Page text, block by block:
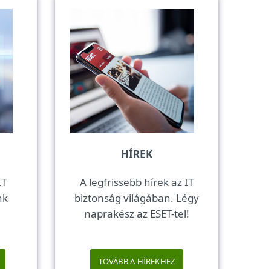
HÍREK
A legfrissebb hírek az IT
biztonság világában. Légy
naprakész az ESET-tel!
TOVÁBB A HÍREKHEZ